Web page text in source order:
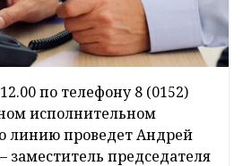
по телефону 8 (0152)
исполнительном
линию проведет Андрей
заместитель председателя